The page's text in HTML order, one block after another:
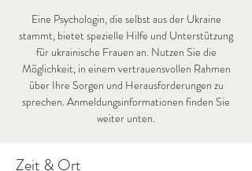
Eine Psychologin, die selbst aus der Ukraine
stammt, bietet spezielle Hilfe und Unterstützung
für ukrainische Frauen an. Nutzen Sie die
Möglichkeit, in einem vertrauensvollen Rahmen
über Ihre Sorgen und Herausforderungen zu
sprechen. Anmeldungsinformationen finden Sie
weiter unten.
Zeit & Ort